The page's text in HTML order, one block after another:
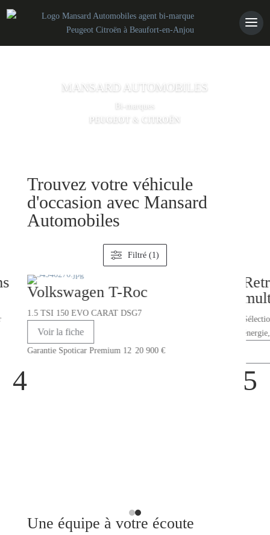
MANSARD AUTOMOBILES
Bi-marques
PEUGEOT & CITROËN
Trouvez votre véhicule
d'occasion avec Mansard
Automobiles
Filtré (1)
Volkswagen T-Roc
1.5 TSI 150 EVO CARAT DSG7
Voir la fiche
Garantie Spoticar Premium 12 20 900€
4 5
Une équipe à votre écoute